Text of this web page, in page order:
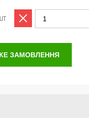
ЗАМОВЛЕННЯ